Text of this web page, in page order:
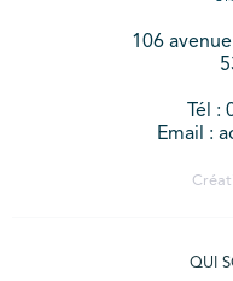
106
Tél
Email :
QUI